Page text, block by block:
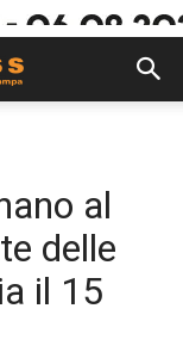
al
delle
il 15